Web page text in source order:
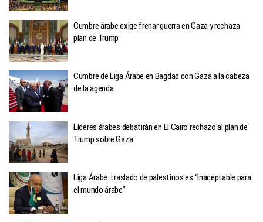
Cumbre árabe exige frenar guerra en Gaza y rechaza
plan de Trump
Cumbre de Liga Árabe en Bagdad con Gaza a la cabeza
de la agenda
Líderes árabes debatirán en El Cairo rechazo al plan de
Trump sobre Gaza
Liga Árabe: traslado de palestinos es “inaceptable para
el mundo árabe”